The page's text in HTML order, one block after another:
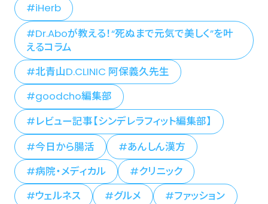
iHerb
Dr.Aboが教える！“死ぬまで元気で美しく”を叶
えるコラム
北青山D.CLINIC 阿保義久先生
goodcho編集部
レビュー記事【シンデレラフィット編集部】
今日から腸活
あんしん漢方
病院・メディカル
クリニック
ウェルネス
グルメ
ファッション